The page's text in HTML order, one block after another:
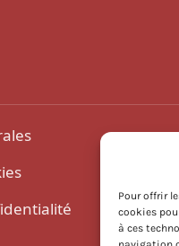
Pour offrir
cookies
à ces